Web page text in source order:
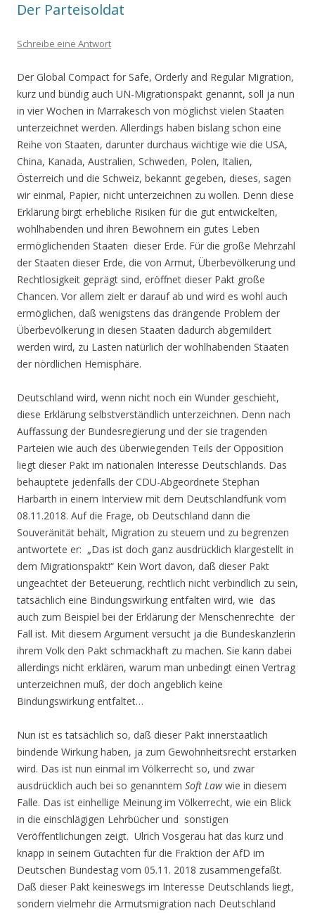
Der Parteisoldat
Schreibe eine Antwort
Der Global Compact for Safe, Orderly and Regular Migration,
kurz und bündig auch UN-Migrationspakt genannt, soll ja nun
in vier Wochen in Marrakesch von möglichst vielen Staaten
unterzeichnet werden. Allerdings haben bislang schon eine
Reihe von Staaten, darunter durchaus wichtige wie die USA,
China, Kanada, Australien, Schweden, Polen, Italien,
Österreich und die Schweiz, bekannt gegeben, dieses, sagen
wir einmal, Papier, nicht unterzeichnen zu wollen. Denn diese
Erklärung birgt erhebliche Risiken für die gut entwickelten,
wohlhabenden und ihren Bewohnern ein gutes Leben
ermöglichenden Staaten dieser Erde. Für die große Mehrzahl
der Staaten dieser Erde, die von Armut, Überbevölkerung und
Rechtlosigkeit geprägt sind, eröffnet dieser Pakt große
Chancen. Vor allem zielt er darauf ab und wird es wohl auch
ermöglichen, daß wenigstens das drängende Problem der
Überbevölkerung in diesen Staaten dadurch abgemildert
werden wird, zu Lasten natürlich der wohlhabenden Staaten
der nördlichen Hemisphäre.
Deutschland wird, wenn nicht noch ein Wunder geschieht,
diese Erklärung selbstverständlich unterzeichnen. Denn nach
Auffassung der Bundesregierung und der sie tragenden
Parteien wie auch des überwiegenden Teils der Opposition
liegt dieser Pakt im nationalen Interesse Deutschlands. Das
behauptete jedenfalls der CDU-Abgeordnete Stephan
Harbarth in einem Interview mit dem Deutschlandfunk vom
08.11.2018. Auf die Frage, ob Deutschland dann die
Souveränität behält, Migration zu steuern und zu begrenzen
antwortete er: „Das ist doch ganz ausdrücklich klargestellt in
dem Migrationspakt!“ Kein Wort davon, daß dieser Pakt
ungeachtet der Beteuerung, rechtlich nicht verbindlich zu sein,
tatsächlich eine Bindungswirkung entfalten wird, wie das
auch zum Beispiel bei der Erklärung der Menschenrechte der
Fall ist. Mit diesem Argument versucht ja die Bundeskanzlerin
ihrem Volk den Pakt schmackhaft zu machen. Sie kann dabei
allerdings nicht erklären, warum man unbedingt einen Vertrag
unterzeichnen muß, der doch angeblich keine
Bindungswirkung entfaltet…
Nun ist es tatsächlich so, daß dieser Pakt innerstaatlich
bindende Wirkung haben, ja zum Gewohnheitsrecht erstarken
wird. Das ist nun einmal im Völkerrecht so, und zwar
ausdrücklich auch bei so genanntem Soft Lawwie in diesem
Falle. Das ist einhellige Meinung im Völkerrecht, wie ein Blick
in die einschlägigen Lehrbücher und sonstigen
Veröffentlichungen zeigt. Ulrich Vosgerau hat das kurz und
knapp in seinem Gutachten für die Fraktion der AfD im
Deutschen Bundestag vom 05.11. 2018 zusammengefaßt.
Daß dieser Pakt keineswegs im Interesse Deutschlands liegt,
sondern vielmehr die Armutsmigration nach Deutschland